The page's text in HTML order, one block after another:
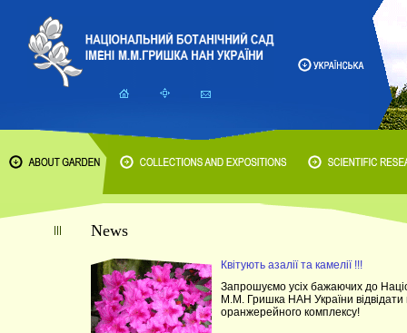
News
Квітують азалії та камелії !!!
Запрошуємо усіх бажаючих до
М.М. Гришка НАН України відвідати
оранжерейного комплексу!